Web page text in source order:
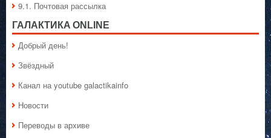
9.1. Почтовая рассылка
ГАЛАКТИКA ONLINE
Добрый день!
Звёздный
Канал на youtube galactikainfo
Новости
Переводы в архиве